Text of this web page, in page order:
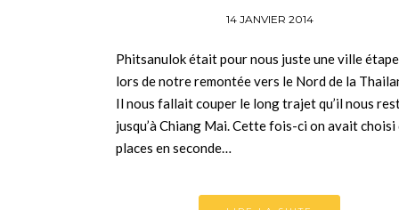
14 JANVIER 2014
Phitsanulok était pour nous juste une ville étape
lors de notre remontée vers le Nord de la
Il nous fallait couper le long trajet qu’il nous
jusqu’à Chiang Mai. Cette fois-ci on avait choisi
places en seconde…